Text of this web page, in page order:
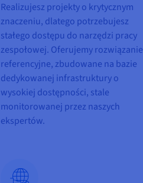
Realizujesz projekty o krytycznym
znaczeniu, dlatego potrzebujesz
stałego dostępu do narzędzi pracy
zespołowej. Oferujemy rozwiązanie
referencyjne, zbudowane na bazie
dedykowanej infrastruktury o
wysokiej dostępności, stale
monitorowanej przez naszych
ekspertów.